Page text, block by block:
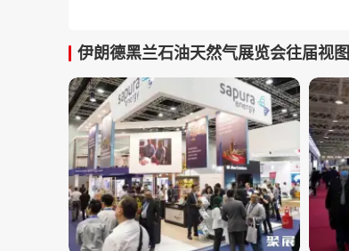
伊朗德黑兰石油天然气展览会往届视图